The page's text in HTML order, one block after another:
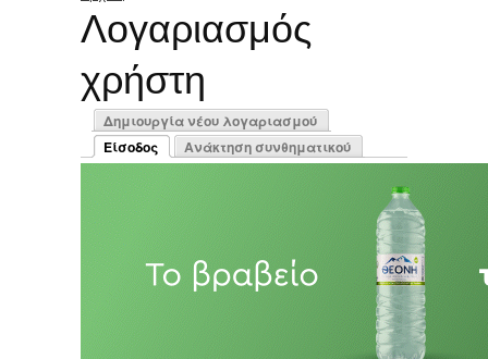
Λογαριασμός
χρήστη
Πρωτεύουσες καρτέλες
Δημιουργία νέου λογαριασμού
Είσοδος
(ενεργή καρτέλα)
Ανάκτηση συνθηματικού